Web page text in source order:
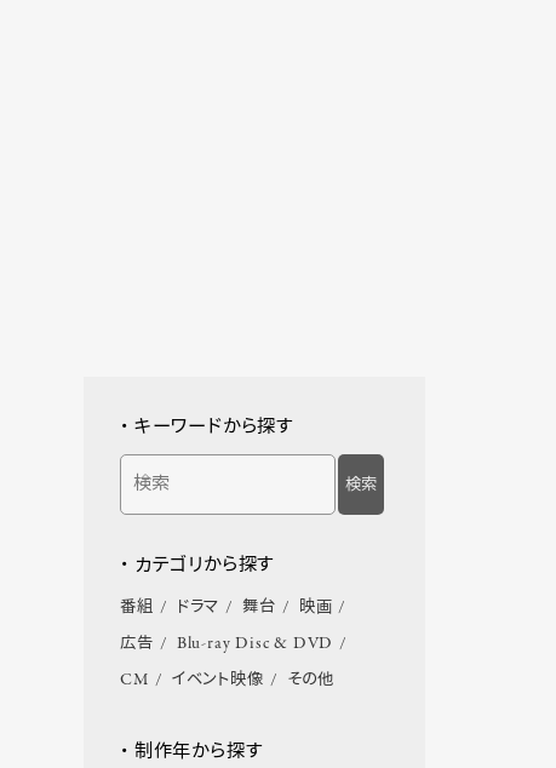
・ キーワードから探す
検索
・ カテゴリから探す
番組 ドラマ 舞台
映画
広告
Blu-ray Disc & DVD
CM
イベント映像 その他
・ 制作年から探す